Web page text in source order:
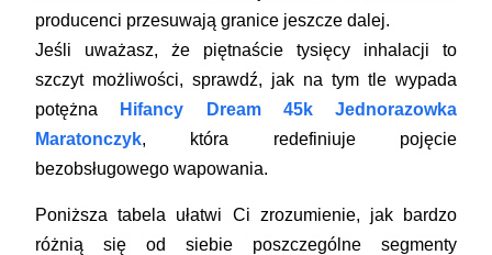
producenci przesuwają granice jeszcze dalej.
Jeśli uważasz, że piętnaście tysięcy inhalacji to
szczyt możliwości, sprawdź, jak na tym tle wypada
potężna
Hifancy Dream 45k Jednorazowka
Maratonczyk, która redefiniuje pojęcie
bezobsługowego wapowania.
Poniższa tabela ułatwi Ci zrozumienie, jak bardzo
różnią się od siebie poszczególne segmenty